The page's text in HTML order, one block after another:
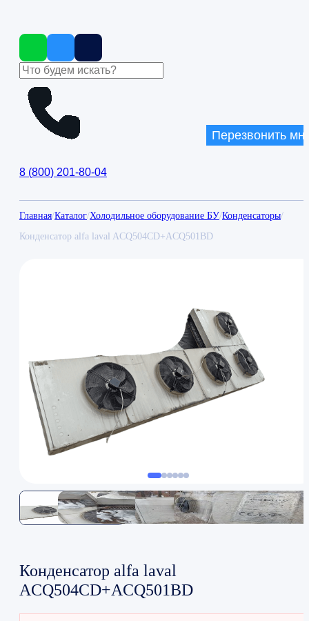
8 (800) 201-80-04
Перезвонить
Главная/Каталог/Холодильное оборудование БУ/Конденсаторы/
Конденсатор alfa laval ACQ504CD+ACQ501BD
Конденсатор alfa laval
ACQ504CD+ACQ501BD